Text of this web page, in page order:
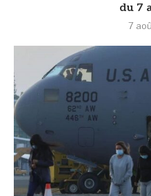
du 7
7